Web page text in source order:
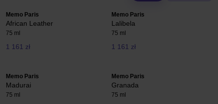
Memo Paris
African Leather
75 ml
1 161 zł
Memo Paris
Lalibela
75 ml
1 161 zł
Memo Paris
Madurai
75 ml
Memo Paris
Granada
75 ml